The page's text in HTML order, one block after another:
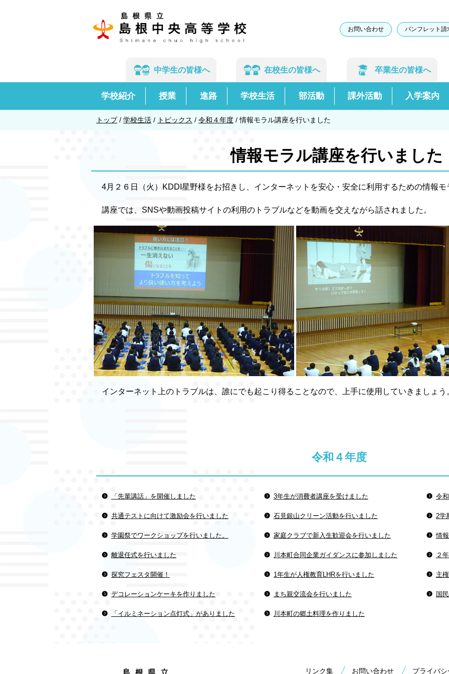
お問い合わせ パンフレット請
中学生の皆様へ 在校生の皆様へ 卒業生の皆様へ
学校紹介 授業 進路 学校生活 部活動 課外活動 入学案内
現
トップ/ 学校生活 / トピックス / 令和４年度 /情報モラル講座を行いました
情報モラル講座を行いました
4月２６日（火）KDDI星野様をお招きし、インターネットを安心・安全に利用するための情報
講座では、SNSや動画投稿サイトの利用のトラブルなどを動画を交えながら話されました。
インターネット上のトラブルは、誰にでも起こり得ることなので、上手に使用していきましょう
令和４年度
「先輩講話」を開催しました 3年生が消費者講座を受けました 令
共通テストに向けて激励会を行いました 石見銀山クリーン活動を行いました 2学
学園祭でワークショップを行いました。 家庭クラブで新入生歓迎会を行いました 情
離退任式を行いました 川本町合同企業ガイダンスに参加しました ２
探究フェスタ開催！ 1年生が人権教育LHRを行いました 主
デコレーションケーキを作りました まち親交流会を行いました 国
「イルミネーション点灯式」がありました 川本町の郷土料理を作りました
リンク集 お問い合わせ プライバ